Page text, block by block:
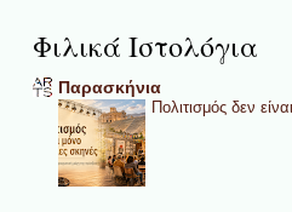
Φιλικά Ιστολόγια
Παρασκήνια
Πολιτισμός δεν